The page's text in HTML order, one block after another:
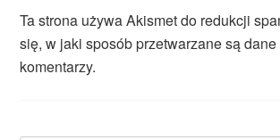
Ta strona używa Akismet do redukcji
się, w jaki sposób przetwarzane są dane
komentarzy.